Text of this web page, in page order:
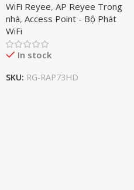
WiFi Reyee, AP Reyee Trong
nhà, Access Point - Bộ Phát
WiFi
In stock
SKU: RG-RAP73HD